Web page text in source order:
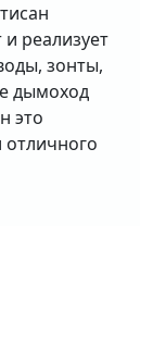
реализует
зонты,
дымоход
это